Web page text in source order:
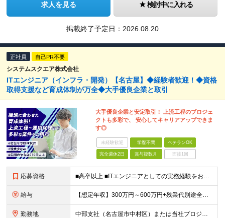
求人を見る 検討中に入れる
掲載終了予定日： 2026.08.20
正社員 自己PR不要
システムスクエア株式会社
ITエンジニア（インフラ・開発）【名古屋】◆経験者歓迎！◆資格
取得支援など育成体制が万全◆大手優良企業と取引
大手優良企業と安定取引！ 上流工程のプロジェ
クトも多彩で、 安心してキャリアアップできま
す◎
未経験歓迎 学歴不問 ベテランOK
完全週休2日 賞与複数月 面接1回
応募資格 ■高卒以上 ■ITエンジニアとしての実務経験をお持ちの方 ⇒インフラ、開発問わず、何らかの技術経験をお持ちの方を想定しています。 ※スキルチェンジやキャリアチェンジの希望も大歓迎です！
給与 【想定年収】300万円～600万円+残業代別途全額支給+賞与年2回他 月給22万円～ ※みなし残業では御座いません。残業代別途全額支給です。 (働かれた分は全額支給させて頂きます。) ※
勤務地 中部支社（名古屋市中村区）または当社プロジェクト先 ※UIターン歓迎 ＜配属先について＞ 昨年移転したばかりの綺麗なオフィスです。 約50名のエンジニアが在籍しており、20代～40代が活躍中。 女